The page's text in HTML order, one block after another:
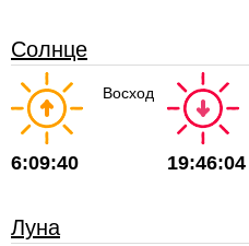
Солнце
Восход
6:09:40 19:46:04
Луна